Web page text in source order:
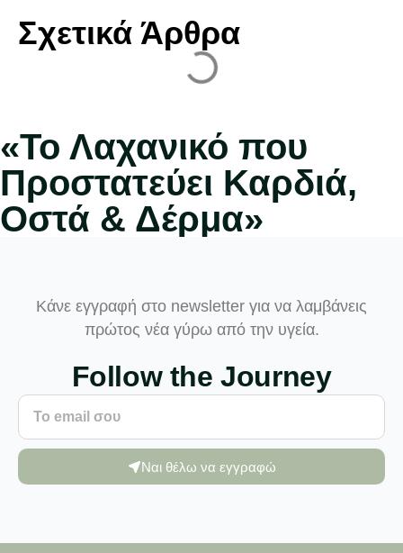
Σχετικά Άρθρα
«Το Λαχανικό που
Προστατεύει Καρδιά,
Οστά & Δέρμα»
Κάνε εγγραφή στο newsletter για να λαμβάνεις
πρώτος νέα γύρω από την υγεία.
Follow the Journey
Ναι θέλω να εγγραφώ